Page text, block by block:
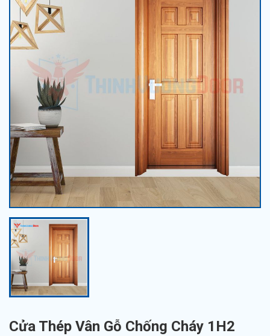
Cửa Thép Vân Gỗ Chống Cháy 1H2